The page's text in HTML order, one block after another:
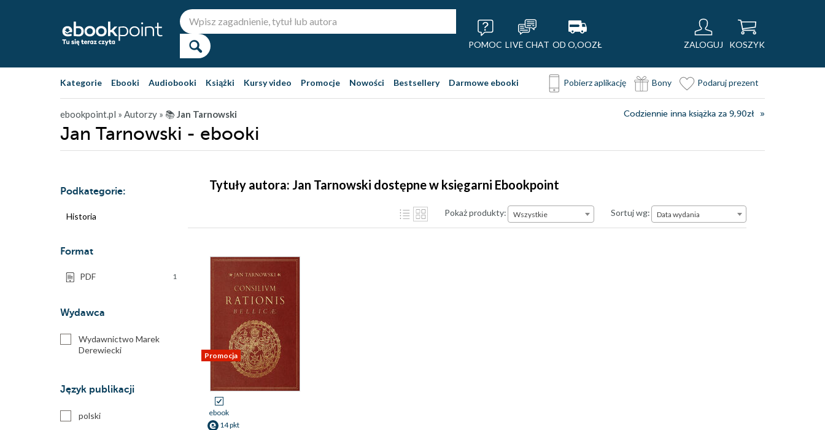
POMOC LIVE CHAT OD O,OOZŁ ZALOGUJ KOSZYK
Kategorie Ebooki Audiobooki Książki Kursy video Promocje Nowości Bestsellery Darmowe ebooki Pobierz aplikację Bony Podaruj prezent
ebookpoint.pl » Autorzy » 📚Jan Tarnowski Codziennie inna książka za 9,90zł
Jan Tarnowski - ebooki
Podkategorie:
Historia
Format
PDF 1
Wydawca
Wydawnictwo Marek
Derewiecki
Język publikacji
polski
Tytuły autora: Jan Tarnowski dostępne w księgarni Ebookpoint
Pokaż produkty: Wszystkie Sortuj wg:Data wydania
Data wydania
Promocja
ebook
14 pkt